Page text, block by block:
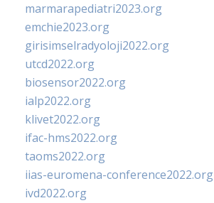
marmarapediatri2023.org
emchie2023.org
girisimselradyoloji2022.org
utcd2022.org
biosensor2022.org
ialp2022.org
klivet2022.org
ifac-hms2022.org
taoms2022.org
iias-euromena-conference2022.org
ivd2022.org